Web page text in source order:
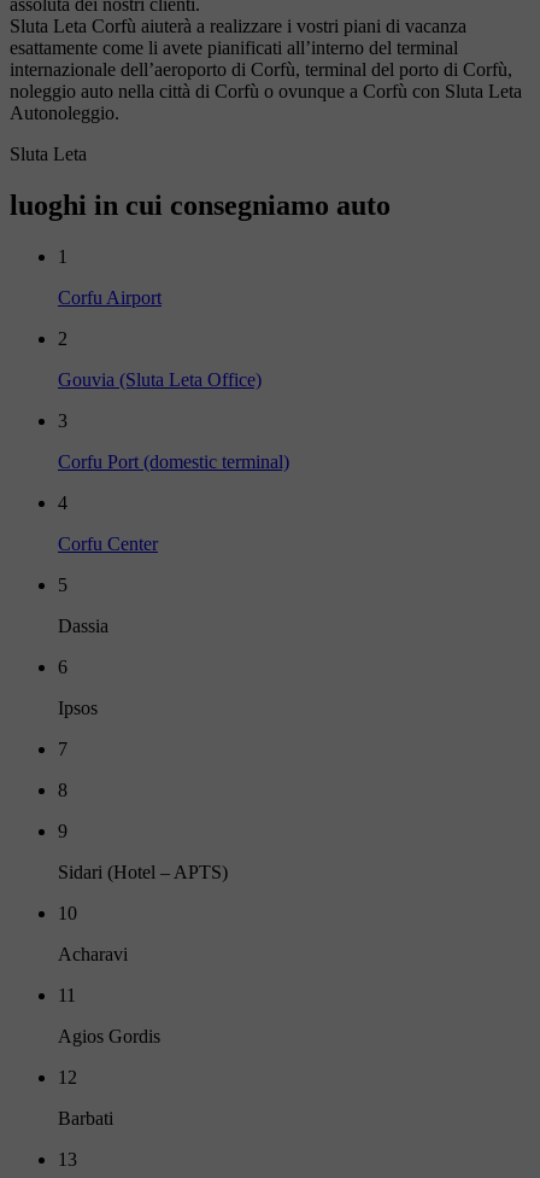
assoluta dei nostri clienti.
Sluta Leta Corfù aiuterà a realizzare i vostri piani di vacanza
esattamente come li avete pianificati all’interno del terminal
internazionale dell’aeroporto di Corfù, terminal del porto di Corfù,
noleggio auto nella città di Corfù o ovunque a Corfù con Sluta Leta
Autonoleggio.
Sluta Leta
luoghi in cui consegniamo auto
1
Corfu Airport
2
Gouvia (Sluta Leta Office)
3
Corfu Port (domestic terminal)
4
Corfu Center
5
Dassia
6
Ipsos
7
8
9
Sidari (Hotel – APTS)
10
Acharavi
11
Agios Gordis
12
Barbati
13